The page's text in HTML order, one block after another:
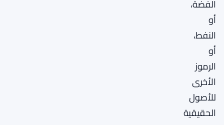
الفضة،
أو
النفط،
أو
الرموز
الأخرى
للأصول
الحقيقية